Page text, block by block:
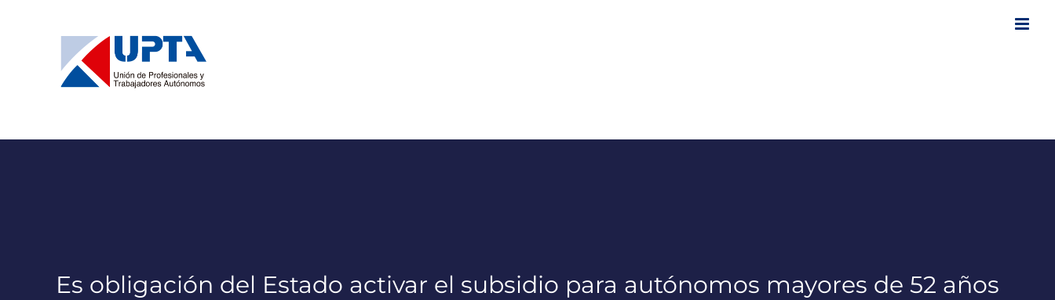
Es obligación del Estado activar el subsidio para autónomos mayores de 52 años